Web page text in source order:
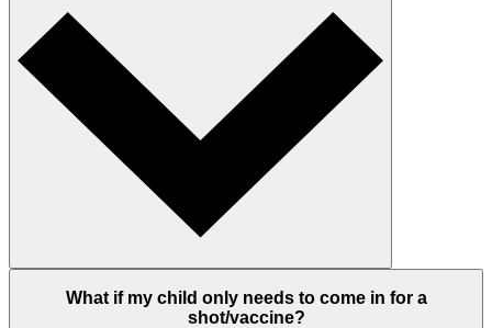
What if my child only needs to come in for a
shot/vaccine?